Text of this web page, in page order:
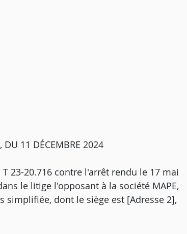
DU 11 DÉCEMBRE 2024
23-20.716 contre l'arrêt rendu le 17 mai
le litige l'opposant à la société MAPE,
simplifiée, dont le siège est [Adresse 2],